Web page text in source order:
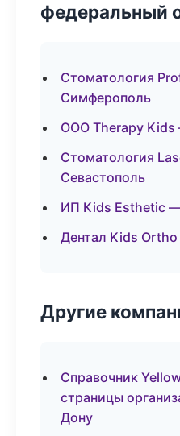
федеральный
Стоматология
Симферополь
ООО Therapy
Стоматология
Севастополь
ИП Kids Esthetic
Дентал Kids
Другие
Справочник
страницы
Дону